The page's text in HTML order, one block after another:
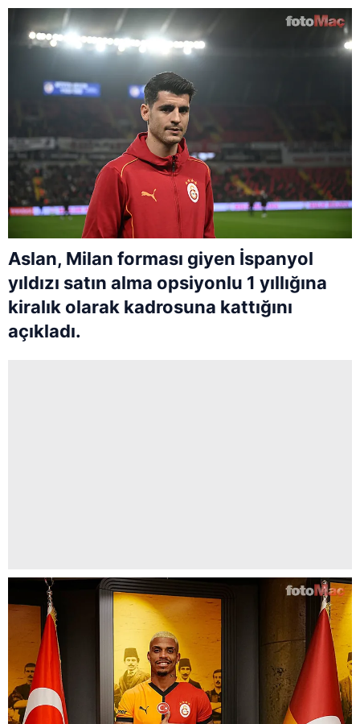
Aslan, Milan forması giyen İspanyol
yıldızı satın alma opsiyonlu 1 yıllığına
kiralık olarak kadrosuna kattığını
açıkladı.